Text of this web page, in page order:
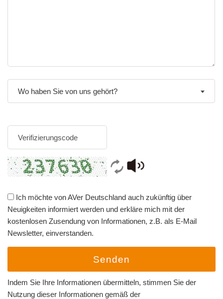
Wo haben Sie von uns gehört?
Ich möchte von AVer Deutschland auch zukünftig über
Neuigkeiten informiert werden und erkläre mich mit der
kostenlosen Zusendung von Informationen, z.B. als E-Mail
Newsletter, einverstanden.
Senden
Indem Sie Ihre Informationen übermitteln, stimmen Sie der
Nutzung dieser Informationen gemäß der